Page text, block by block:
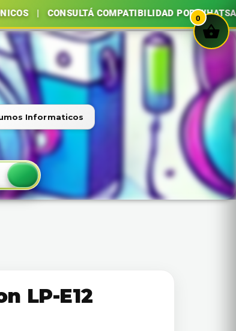
COMPATIBILIDAD POR WHATSAPP |
Informaticos
LP-E12
0